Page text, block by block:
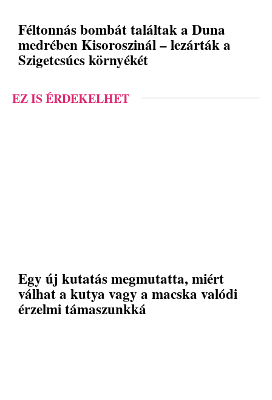
Féltonnás bombát találtak a Duna
medrében Kisoroszinál – lezárták a
Szigetcsúcs környékét
EZ IS ÉRDEKELHET
Egy új kutatás megmutatta, miért
válhat a kutya vagy a macska valódi
érzelmi támaszunkká